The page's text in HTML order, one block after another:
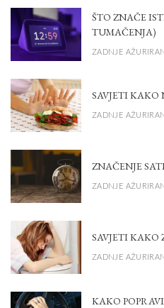
ŠTO ZNAČE
TUMAČENJA)
ZADNJE
SAVJETI KAKO
ZADNJE
ZNAČENJE
ZADNJE
SAVJETI KAKO
ZADNJE
KAKO